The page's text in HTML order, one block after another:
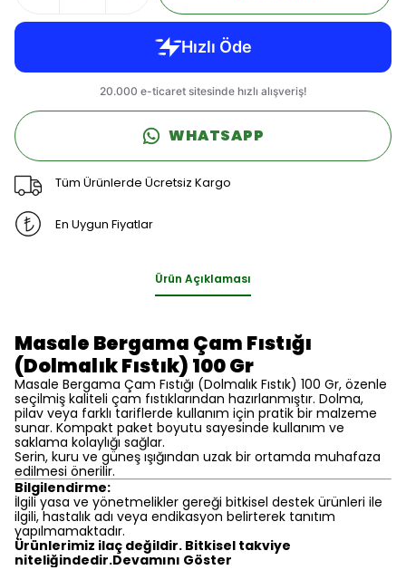
WHATSAPP
Tüm Ürünlerde Ücretsiz Kargo
En Uygun Fiyatlar
Ürün Açıklaması
Masale Bergama Çam Fıstığı
(Dolmalık Fıstık) 100 Gr
Masale Bergama Çam Fıstığı (Dolmalık Fıstık) 100 Gr, özenle
seçilmiş kaliteli çam fıstıklarından hazırlanmıştır. Dolma,
pilav veya farklı tariflerde kullanım için pratik bir malzeme
sunar. Kompakt paket boyutu sayesinde kullanım ve
saklama kolaylığı sağlar.
Serin, kuru ve güneş ışığından uzak bir ortamda muhafaza
edilmesi önerilir.
Bilgilendirme:
İlgili yasa ve yönetmelikler gereği bitkisel destek ürünleri ile
ilgili, hastalık adı veya endikasyon belirterek tanıtım
yapılmamaktadır.
Ürünlerimiz ilaç değildir. Bitkisel takviye
niteliğindedir.Devamını Göster